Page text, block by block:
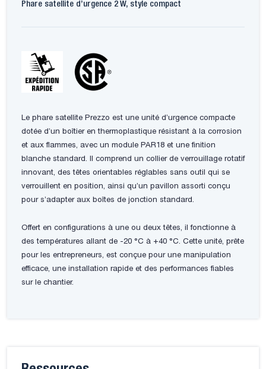
Phare satellite d’urgence 2 W, style compact
Le phare satellite Prezzo est une unité d’urgence compacte
dotée d’un boîtier en thermoplastique résistant à la corrosion
et aux flammes, avec un module PAR18 et une finition
blanche standard. Il comprend un collier de verrouillage rotatif
innovant, des têtes orientables réglables sans outil qui se
verrouillent en position, ainsi qu’un pavillon assorti conçu
pour s’adapter aux boîtes de jonction standard.
Offert en configurations à une ou deux têtes, il fonctionne à
des températures allant de -20 °C à +40 °C. Cette unité, prête
pour les entrepreneurs, est conçue pour une manipulation
efficace, une installation rapide et des performances fiables
sur le chantier.